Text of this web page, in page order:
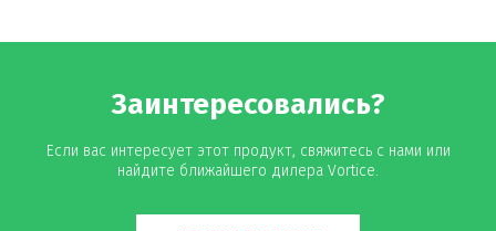
Класс электрической изоляции: I (требуется
Соответствует требованиям европейских правил №
Заинтересовались?
Если вас интересует этот продукт, свяжитесь с нами или
найдите ближайшего дилера Vortice.